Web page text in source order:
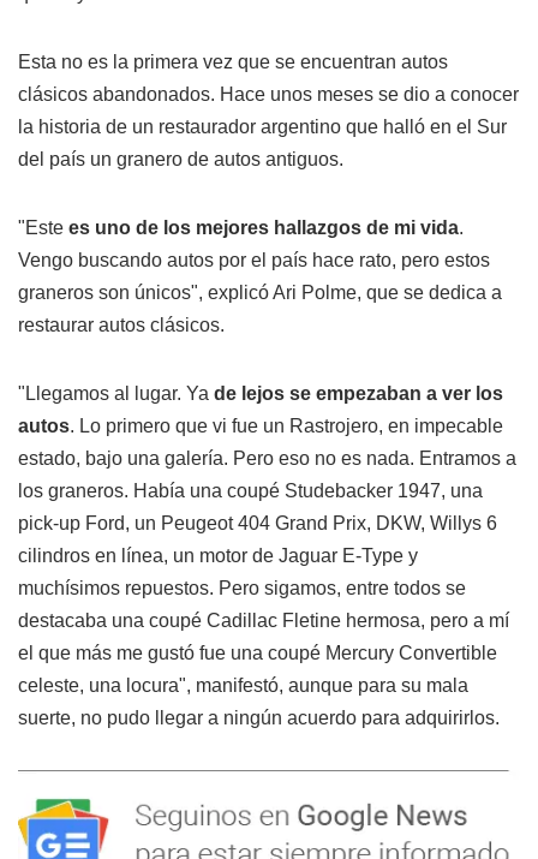
Esta no es la primera vez que se encuentran autos
clásicos abandonados. Hace unos meses se dio a conocer
la historia de un restaurador argentino que halló en el Sur
del país un granero de autos antiguos.
"Este es uno de los mejores hallazgos de mi vida.
Vengo buscando autos por el país hace rato, pero estos
graneros son únicos", explicó Ari Polme, que se dedica a
restaurar autos clásicos.
"Llegamos al lugar. Ya de lejos se empezaban a ver los
autos. Lo primero que vi fue un Rastrojero, en impecable
estado, bajo una galería. Pero eso no es nada. Entramos a
los graneros. Había una coupé Studebacker 1947, una
pick-up Ford, un Peugeot 404 Grand Prix, DKW, Willys 6
cilindros en línea, un motor de Jaguar E-Type y
muchísimos repuestos. Pero sigamos, entre todos se
destacaba una coupé Cadillac Fletine hermosa, pero a mí
el que más me gustó fue una coupé Mercury Convertible
celeste, una locura", manifestó, aunque para su mala
suerte, no pudo llegar a ningún acuerdo para adquirirlos.